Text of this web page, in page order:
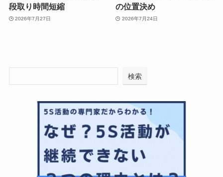
段取り時間短縮
2026年7月27日
の位置決め
2026年7月24日
検索